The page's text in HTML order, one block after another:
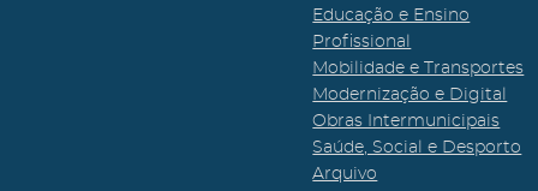
Educação e Ensino
Profissional
Mobilidade e Transportes
Modernização e Digital
Obras Intermunicipais
Saúde, Social e Desporto
Arquivo